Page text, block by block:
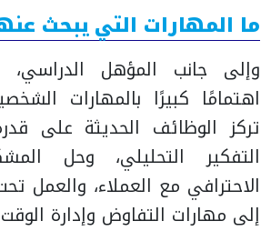
ما المهارات التي يبحث
وإلى جانب المؤهل
اهتمامًا كبيرًا بالمهارات
تركز الوظائف الحديثة على
التفكير التحليلي، وحل
الاحترافي مع العملاء، والعمل
إلى مهارات التفاوض وإدارة